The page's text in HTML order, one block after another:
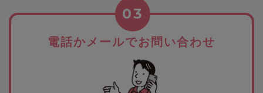
電話かメールでお問い合わせ
03